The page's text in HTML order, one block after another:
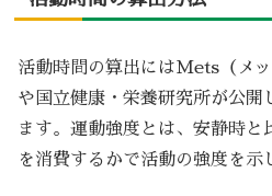
活動時間の算出にはMets（メ
や国立健康・栄養研究所が公開
ます。運動強度とは、安静時と
を消費するかで活動の強度を示